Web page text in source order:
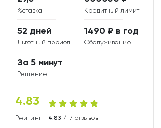
4.83
Рейтинг карты
4.83 / 7 отзывов
%ставка Кредитный лимит
Льготный период
52 дней
Обслуживание
1490 ₽ в год
Решение
За 5 минут